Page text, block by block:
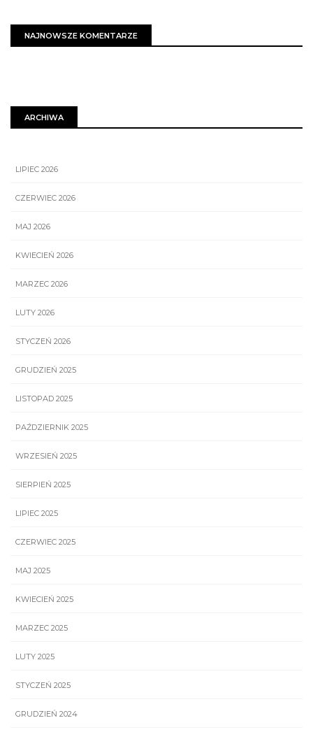
NAJNOWSZE KOMENTARZE
ARCHIWA
LIPIEC 2026
CZERWIEC 2026
MAJ 2026
KWIECIEŃ 2026
MARZEC 2026
LUTY 2026
STYCZEŃ 2026
GRUDZIEŃ 2025
LISTOPAD 2025
PAŹDZIERNIK 2025
WRZESIEŃ 2025
SIERPIEŃ 2025
LIPIEC 2025
CZERWIEC 2025
MAJ 2025
KWIECIEŃ 2025
MARZEC 2025
LUTY 2025
STYCZEŃ 2025
GRUDZIEŃ 2024